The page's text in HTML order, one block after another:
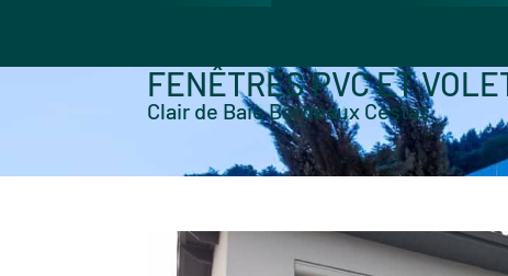
FENÊTRES PVC ET
Clair de Baie Bordeaux Cestas